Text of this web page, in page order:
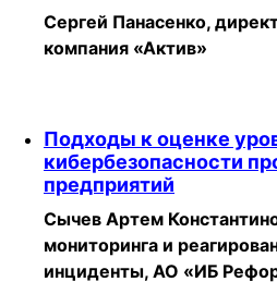
Сергей Панасенко,
компания «Актив»
Подходы к оценке
кибербезопасности
предприятий
Сычев Артем
мониторинга и
инциденты, АО «ИБ